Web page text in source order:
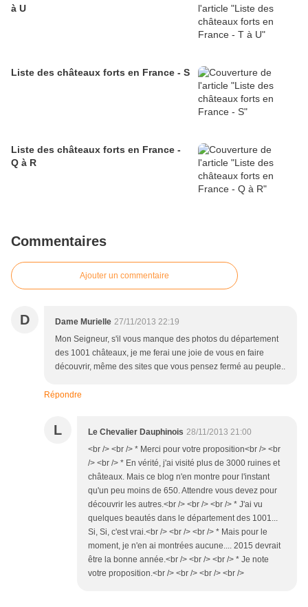
à U
Liste des châteaux forts en France - S
Liste des châteaux forts en France -
Q à R
Commentaires
Ajouter un commentaire
D Dame Murielle 27/11/2013 22:19
Mon Seigneur, s'il vous manque des photos du département
des 1001 châteaux, je me ferai une joie de vous en faire
découvrir, même des sites que vous pensez fermé au peuple..
Répondre
L Le Chevalier Dauphinois 28/11/2013 21:00
<br /> <br /> * Merci pour votre proposition<br /> <br
/> <br /> * En vérité, j'ai visité plus de 3000 ruines et
châteaux. Mais ce blog n'en montre pour l'instant
qu'un peu moins de 650. Attendre vous devez pour
découvrir les autres.<br /> <br /> <br /> * J'ai vu
quelques beautés dans le département des 1001...
Si, Si, c'est vrai.<br /> <br /> <br /> * Mais pour le
moment, je n'en ai montrées aucune.... 2015 devrait
être la bonne année.<br /> <br /> <br /> * Je note
votre proposition.<br /> <br /> <br /> <br />